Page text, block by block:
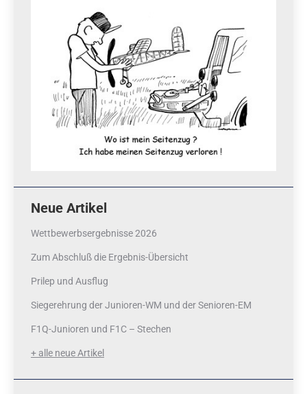
Neue Artikel
Wettbewerbsergebnisse 2026
Zum Abschluß die Ergebnis-Übersicht
Prilep und Ausflug
Siegerehrung der Junioren-WM und der Senioren-EM
F1Q-Junioren und F1C – Stechen
+ alle neue Artikel